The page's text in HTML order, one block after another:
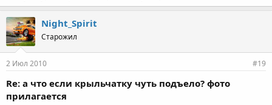
Night_Spirit
Старожил
2 Июл 2010 #19
Re: а что если крыльчатку чуть подъело? фото
прилагается